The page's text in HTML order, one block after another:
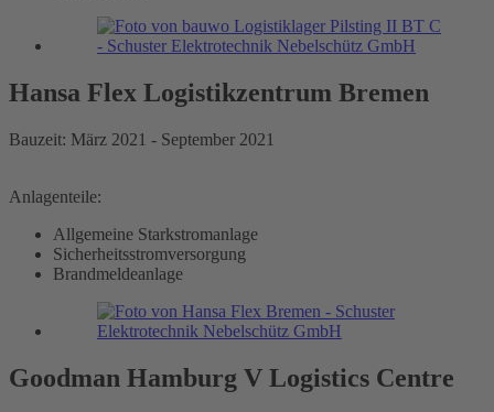
Hansa Flex Logistikzentrum Bremen
Bauzeit: März 2021 - September 2021
Anlagenteile:
Allgemeine Starkstromanlage
Sicherheitsstromversorgung
Brandmeldeanlage
Goodman Hamburg V Logistics Centre